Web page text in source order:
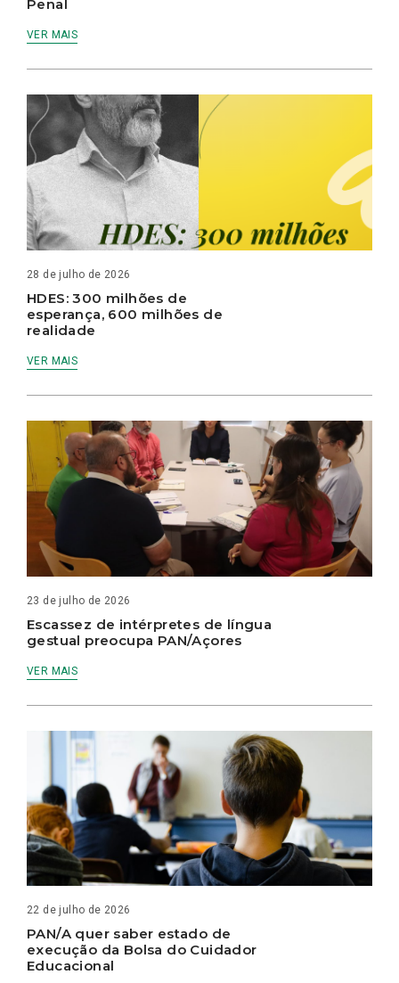
Penal
VER MAIS
28 de julho de 2026
HDES: 300 milhões de
esperança, 600 milhões de
realidade
VER MAIS
23 de julho de 2026
Escassez de intérpretes de língua
gestual preocupa PAN/Açores
VER MAIS
22 de julho de 2026
PAN/A quer saber estado de
execução da Bolsa do Cuidador
Educacional